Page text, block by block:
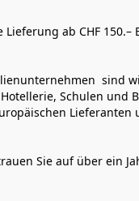
Lieferung ab CHF
sind
Schulen und
Lieferanten
Sie auf über ein